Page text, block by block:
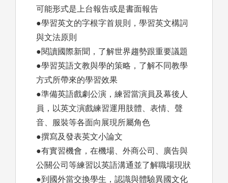
可能形式是上台報告或是書面報告
●學習英文的字根字首規則，學習英文構詞
與文法原則
●閱讀國際新聞，了解世界趨勢跟重要議題
●學習英語文教與學的策略，了解不同教學
方式所帶來的學習效果
●準備英語戲劇公演，練習當演員及幕後人
員，以英文演戲練習運用肢體、表情、聲
音、服裝等各面向展現所屬角色
●撰寫及發表英文小論文
●有實習機會，在機場、外商公司、廣告與
公關公司等練習以英語溝通並了解職場現狀
●到國外當交換學生，認識與體驗異國文化